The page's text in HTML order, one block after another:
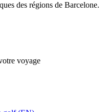
des régions de Barcelone.
voyage